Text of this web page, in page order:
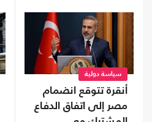
سياسة دولية
أنقرة تتوقع انضمام
مصر إلى اتفاق الدفاع